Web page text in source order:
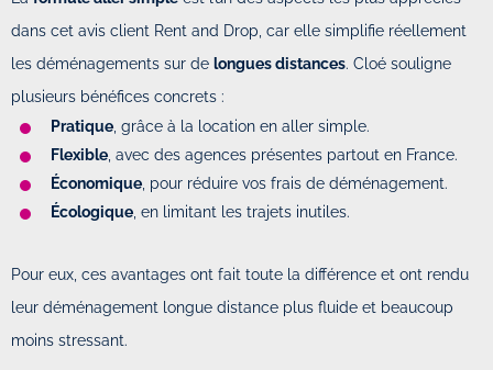
dans cet avis client Rent and Drop, car elle simplifie réellement
les déménagements sur de longues distances. Cloé souligne
plusieurs bénéfices concrets :
Pratique , grâce à la location en aller simple.
Flexible , avec des agences présentes partout en France.
Économique , pour réduire vos frais de déménagement.
Écologique , en limitant les trajets inutiles.
Pour eux, ces avantages ont fait toute la différence et ont rendu
leur déménagement longue distance plus fluide et beaucoup
moins stressant.